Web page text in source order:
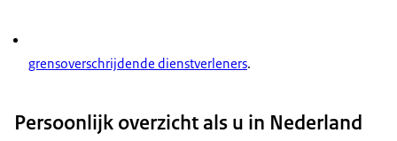
grensoverschrijdende dienstverleners.
Persoonlijk overzicht als u in Nederland